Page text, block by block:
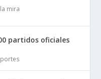
mira
partidos oficiales